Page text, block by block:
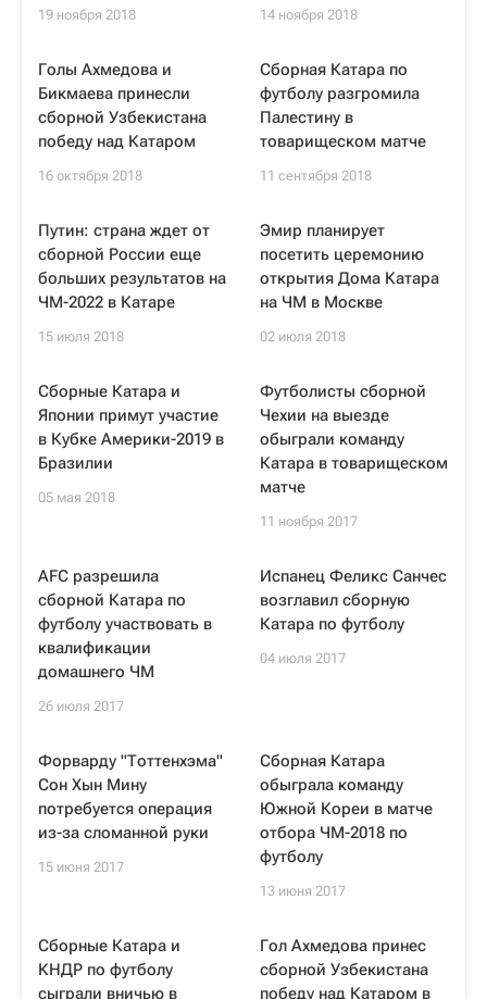
19 ноября 2018 14 ноября 2018
Голы Ахмедова и
Бикмаева принесли
сборной Узбекистана
победу над Катаром
16 октября 2018
Сборная Катара по
футболу разгромила
Палестину в
товарищеском матче
11 сентября 2018
Путин: страна ждет от
сборной России еще
больших результатов на
ЧМ-2022 в Катаре
15 июля 2018
Эмир планирует
посетить церемонию
открытия Дома Катара
на ЧМ в Москве
02 июля 2018
Сборные Катара и
Японии примут участие
в Кубке Америки-2019 в
Бразилии
05 мая 2018
Футболисты сборной
Чехии на выезде
обыграли команду
Катара в товарищеском
матче
11 ноября 2017
AFC разрешила
сборной Катара по
футболу участвовать в
квалификации
домашнего ЧМ
26 июля 2017
Испанец Феликс Санчес
возглавил сборную
Катара по футболу
04 июля 2017
Форварду "Тоттенхэма"
Сон Хын Мину
потребуется операция
из-за сломанной руки
15 июня 2017
Сборная Катара
обыграла команду
Южной Кореи в матче
отбора ЧМ-2018 по
футболу
13 июня 2017
Сборные Катара и
КНДР по футболу
сыграли вничью в
Гол Ахмедова принес
сборной Узбекистана
победу над Катаром в